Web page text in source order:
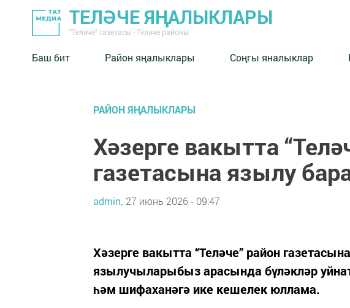
ТЕЛӘЧЕ ЯҢАЛЫКЛАРЫ
"Теләче" газетасы - Теләче районы
Баш бит Район яңалыклары Соңгы яналыклар
РАЙОН ЯҢАЛЫКЛАРЫ
Хәзерге вакытта
газетасына язылу
admin, 27 июнь 2026 - 09:47
Хәзерге вакытта “Теләче” район
язылучыларыбыз арасында бүләкләр
һәм шифаханәгә ике кешелек юллама.